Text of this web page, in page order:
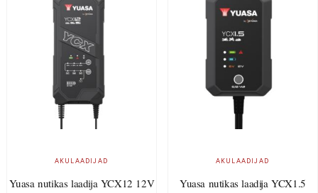
AKULAADIJAD
Yuasa nutikas laadija YCX12 12V
AKULAADIJAD
Yuasa nutikas laadija YCX1.5